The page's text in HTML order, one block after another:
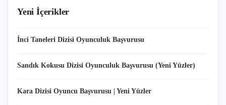
Yeni İçerikler
İnci Taneleri Dizisi Oyunculuk Başvurusu
Sandık Kokusu Dizisi Oyunculuk Başvurusu (Yeni Yüzler)
Kara Dizisi Oyuncu Başvurusu | Yeni Yüzler